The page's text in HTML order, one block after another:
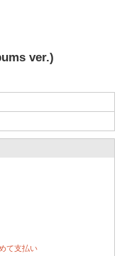
ver.)
て支払い